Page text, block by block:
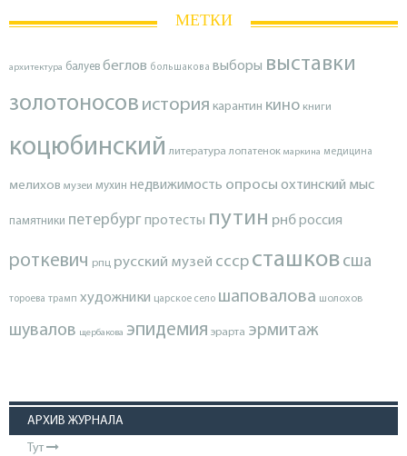
МЕТКИ
архитектура балуев беглов большакова выборы выставки
золотоносов история карантин кино книги
коцюбинский литература лопатенок маркина медицина
мелихов музеи мухин недвижимость опросы охтинский мыс
памятники петербургпротесты путин рнброссия
роткевич рпц русский музей ссср сташков сша
тороева трамп художники царское село шаповалова шолохов
шувалов щербакова эпидемия эрарта эрмитаж
АРХИВ ЖУРНАЛА
Тут